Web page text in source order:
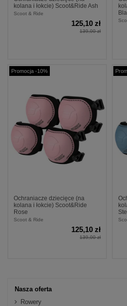
kolana i łokcie) Scoot&Ride Ash
Scoot & Ride
125,10 zł
139,00 zł
Promocja -10%
Ochraniacze dziecięce (na
kolana i łokcie) Scoot&Ride
Rose
Scoot & Ride
125,10 zł
139,00 zł
Nasza oferta
Rowery